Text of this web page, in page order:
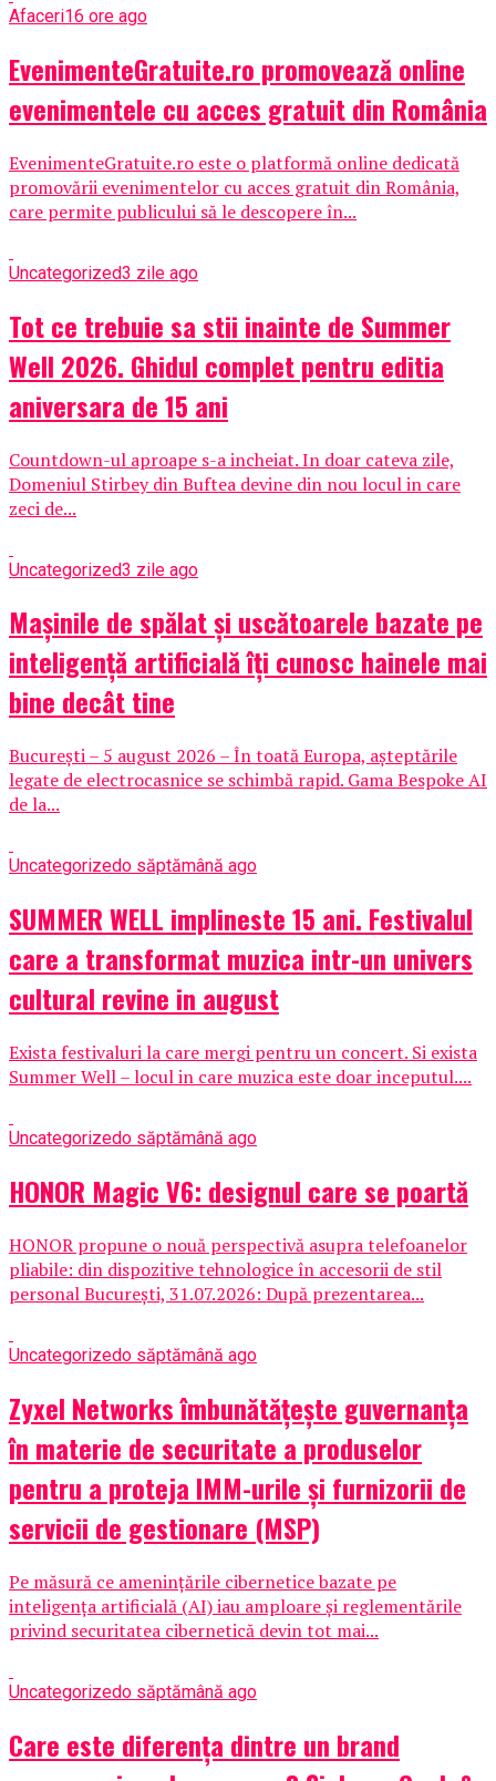
Afaceri16 ore ago
EvenimenteGratuite.ro promovează online
evenimentele cu acces gratuit din România
EvenimenteGratuite.ro este o platformă online dedicată
promovării evenimentelor cu acces gratuit din România,
care permite publicului să le descopere în...
Uncategorized3 zile ago
Tot ce trebuie sa stii inainte de Summer
Well 2026. Ghidul complet pentru editia
aniversara de 15 ani
Countdown-ul aproape s-a incheiat. In doar cateva zile,
Domeniul Stirbey din Buftea devine din nou locul in care
zeci de...
Uncategorized3 zile ago
Mașinile de spălat și uscătoarele bazate pe
inteligență artificială îți cunosc hainele mai
bine decât tine
București – 5 august 2026 – În toată Europa, așteptările
legate de electrocasnice se schimbă rapid. Gama Bespoke AI
de la...
Uncategorizedo săptămână ago
SUMMER WELL implineste 15 ani. Festivalul
care a transformat muzica intr-un univers
cultural revine in august
Exista festivaluri la care mergi pentru un concert. Si exista
Summer Well – locul in care muzica este doar inceputul....
Uncategorizedo săptămână ago
HONOR Magic V6: designul care se poartă
HONOR propune o nouă perspectivă asupra telefoanelor
pliabile: din dispozitive tehnologice în accesorii de stil
personal București, 31.07.2026: După prezentarea...
Uncategorizedo săptămână ago
Zyxel Networks îmbunătățește guvernanța
în materie de securitate a produselor
pentru a proteja IMM-urile și furnizorii de
servicii de gestionare (MSP)
Pe măsură ce amenințările cibernetice bazate pe
inteligența artificială (AI) iau amploare și reglementările
privind securitatea cibernetică devin tot mai...
Uncategorizedo săptămână ago
Care este diferența dintre un brand